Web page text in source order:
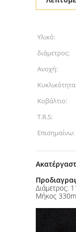
Υλικό:
διάμετρος:
Ανοχή:
Κοβάλτιο:
T.R.S:
Επισημαίνω:
Διάμετρος:
Μήκος